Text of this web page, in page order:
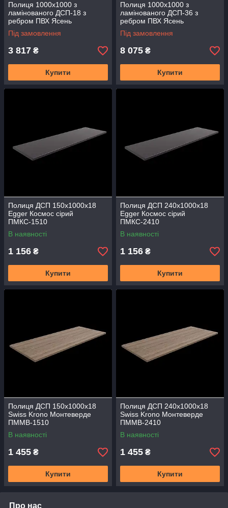
Полиця 1000х1000 з
ламінованого ДСП-18 з
ребром ПВХ Ясень
Монтеверде меблева
стільниця 1 м.кв ПММВ-1010
Під замовлення
3 817 ₴
Купити
Полиця 1000х1000 з
ламінованого ДСП-36 з
ребром ПВХ Ясень
Монтеверде меблева
стільниця 1 м.кв СММВ-1010
Під замовлення
8 075 ₴
Купити
Полиця ДСП 150х1000х18
Egger Космос сірий
ПМКС-1510
В наявності
1 156 ₴
Купити
Полиця ДСП 240х1000х18
Egger Космос сірий
ПМКС-2410
В наявності
1 156 ₴
Купити
Полиця ДСП 150х1000х18
Swiss Krono Монтеверде
ПММВ-1510
В наявності
1 455 ₴
Купити
Полиця ДСП 240х1000х18
Swiss Krono Монтеверде
ПММВ-2410
В наявності
1 455 ₴
Купити
Про нас